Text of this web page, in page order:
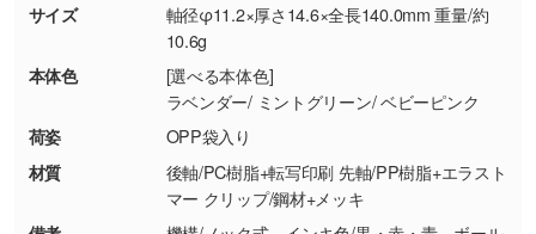
しく見る
・背景がある画像からキャラクター部分だけを
使いたいです
シンプルな背景のデータや、使いたいキャラク
ター部分の輪郭がはっきりしているデータは切
り抜き処理が可能です。→詳しく見る
・商品到着後7日以上経過している場合
・お客様のご都合による返品・交換依頼(商
品・色・数量などの注文間違い等)
サイズ
軸径φ11.2×厚さ14.6×全長140.0mm 重量/約
10.6g
本体色
[選べる本体色]
ラベンダー/ ミントグリーン/ ベビーピンク
荷姿
OPP袋入り
材質
後軸/PC樹脂+転写印刷 先軸/PP樹脂+エラスト
マー クリップ/鋼材+メッキ